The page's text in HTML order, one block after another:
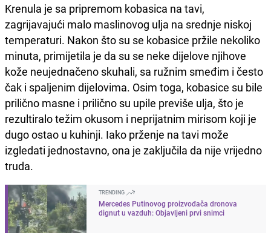
Krenula je sa pripremom kobasica na tavi,
zagrijavajući malo maslinovog ulja na srednje niskoj
temperaturi. Nakon što su se kobasice pržile nekoliko
minuta, primijetila je da su se neke dijelove njihove
kože neujednačeno skuhali, sa ružnim smeđim i često
čak i spaljenim dijelovima. Osim toga, kobasice su bile
prilično masne i prilično su upile previše ulja, što je
rezultiralo težim okusom i neprijatnim mirisom koji je
dugo ostao u kuhinji. Iako prženje na tavi može
izgledati jednostavno, ona je zaključila da nije vrijedno
truda.
TRENDING
Mercedes Putinovog proizvođača dronova
dignut u vazduh: Objavljeni prvi snimci